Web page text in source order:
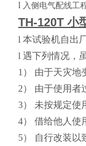
l 入侧电气配线工
TH-120T 小
l本试验机自出
l遇下列情况
1） 由于天灾地变
2） 由于使用者
3） 未按规定使
4） 借给他人使
5） 自行改装以